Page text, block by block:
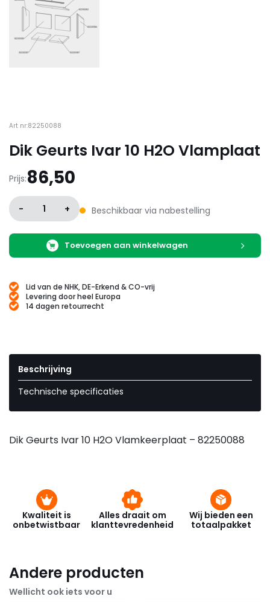
Art nr:82250088
Dik Geurts Ivar 10 H2O Vlamplaat
Prijs:86,50
- 1 + Beschikbaar via nabestelling
Toevoegen aan winkelwagen
Lid van de NHK, DE-Erkend & CO-vrij
Levering door heel Europa
14 dagen retourrecht
Beschrijving
Technische specificaties
Dik Geurts Ivar 10 H2O Vlamkeerplaat – 82250088
Kwaliteit is
onbetwistbaar
Alles draait om
klanttevredenheid
Wij bieden een
totaalpakket
Andere producten
Wellicht ook iets voor u